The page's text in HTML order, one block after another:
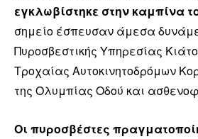
εγκλωβίστηκε στην καμπίνα
σημείο έσπευσαν άμεσα
Πυροσβεστικής Υπηρεσίας
Τροχαίας Αυτοκινητοδρόμων
της Ολυμπίας Οδού και
Οι πυροσβέστες